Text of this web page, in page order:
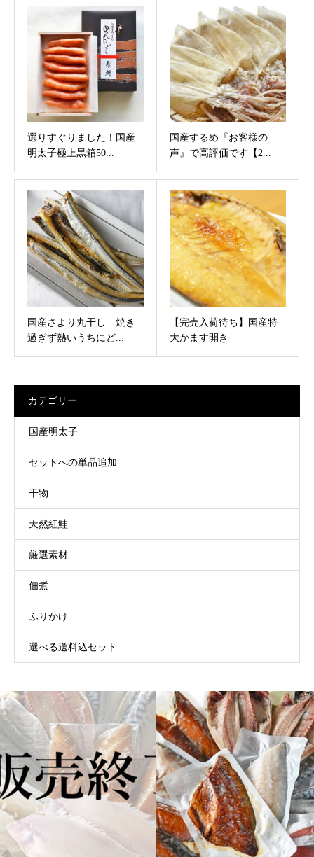
選りすぐりました！国産
明太子極上黒箱50...
国産するめ『お客様の
声』で高評価です【2...
国産さより丸干し 焼き
過ぎず熱いうちにど...
【完売入荷待ち】国産特
大かます開き
カテゴリー
国産明太子
セットへの単品追加
干物
天然紅鮭
厳選素材
佃煮
ふりかけ
選べる送料込セット